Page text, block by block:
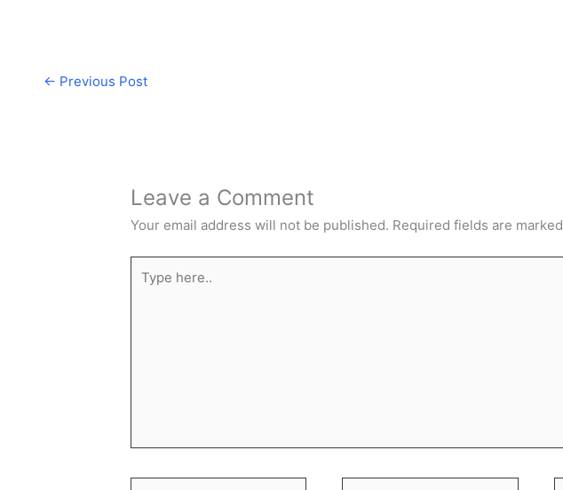
← Previous Post
Leave a Comment
Your email address will not be published. Required fields are marked
here..